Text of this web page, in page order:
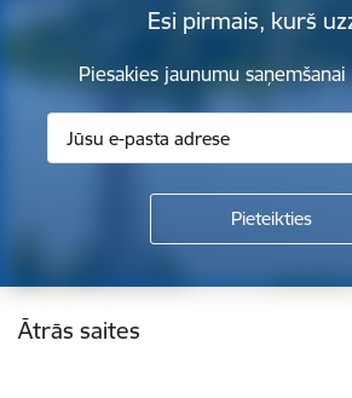
Esi pirmais, kurš
Piesakies jaunumu saņemšanai
Kājene
Ātrās saites